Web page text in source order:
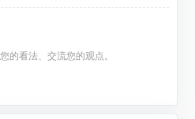
及代工商，产能也普遍紧张。 多领域
的看法、交流您的观点。